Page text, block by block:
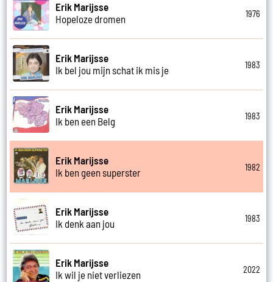
Erik Marijsse
Hopeloze dromen
1976
Erik Marijsse
Ik bel jou mijn schat ik mis je
1983
Erik Marijsse
Ik ben een Belg
1983
Erik Marijsse
Ik ben geen superster
1982
Erik Marijsse
Ik denk aan jou
1983
Erik Marijsse
Ik wil je niet verliezen
2022